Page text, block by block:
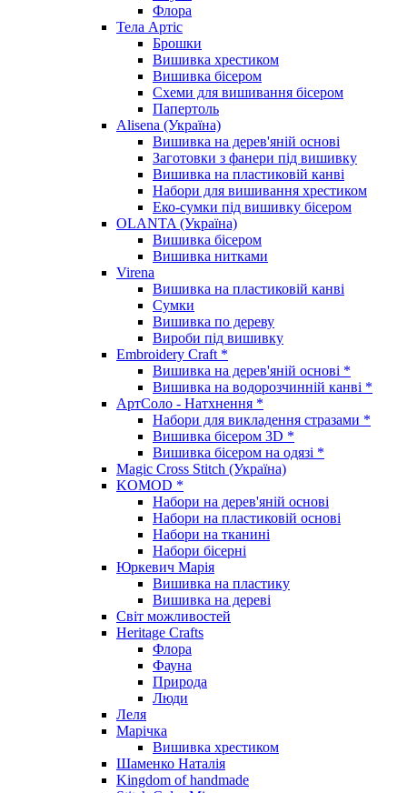
Флора
Тела Артіс
Брошки
Вишивка хрестиком
Вишивка бісером
Схеми для вишивання бісером
Папертоль
Alisena (Україна)
Вишивка на дерев'яній основі
Заготовки з фанери під вишивку
Вишивка на пластиковій канві
Набори для вишивання хрестиком
Еко-сумки під вишивку бісером
OLANTA (Україна)
Вишивка бісером
Вишивка нитками
Virena
Вишивка на пластиковій канві
Сумки
Вишивка по дереву
Вироби під вишивку
Embroidery Craft *
Вишивка на дерев'яній основі *
Вишивка на водорозчинній канві *
АртСоло - Натхнення *
Набори для викладення стразами *
Вишивка бісером 3D *
Вишивка бісером на одязі *
Magic Cross Stitch (Україна)
KOMOD *
Набори на дерев'яній основі
Набори на пластиковій основі
Набори на тканині
Набори бісерні
Юркевич Марія
Вишивка на пластику
Вишивка на дереві
Світ можливостей
Heritage Crafts
Флора
Фауна
Природа
Люди
Леля
Марічка
Вишивка хрестиком
Шаменко Наталія
Kingdom of handmade